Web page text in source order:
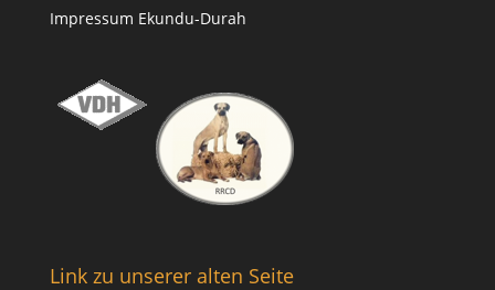
Impressum Ekundu-Durah
Link zu unserer alten Seite